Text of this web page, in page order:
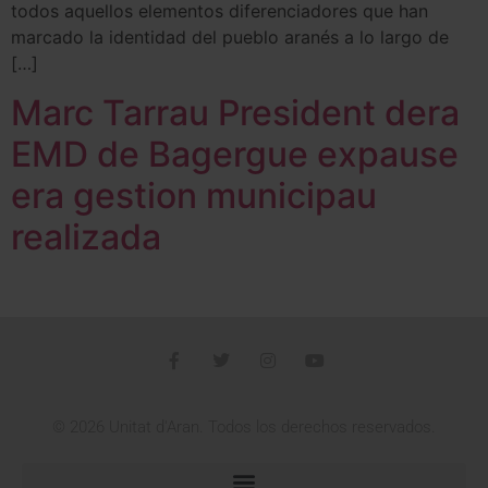
todos aquellos elementos diferenciadores que han
marcado la identidad del pueblo aranés a lo largo de
[…]
Marc Tarrau President dera
EMD de Bagergue expause
era gestion municipau
realizada